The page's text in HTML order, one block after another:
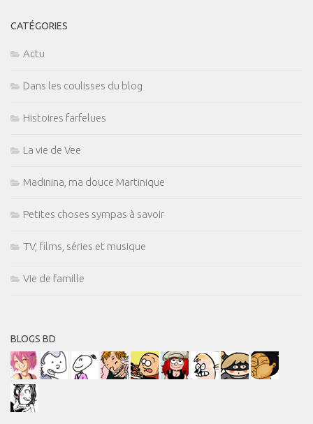
CATÉGORIES
Actu
Dans les coulisses du blog
Histoires farfelues
La vie de Vee
Madinina, ma douce Martinique
Petites choses sympas à savoir
TV, films, séries et musique
Vie de famille
BLOGS BD